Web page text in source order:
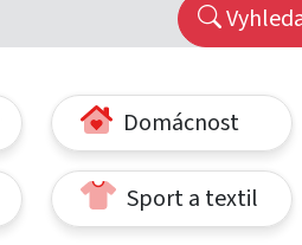
Domácnost
Sport a textil